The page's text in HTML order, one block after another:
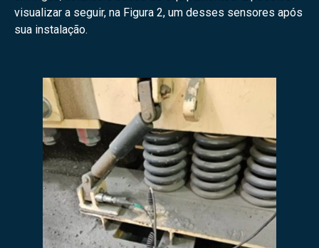
visualizar a seguir, na Figura 2, um desses sensores após
sua instalação.